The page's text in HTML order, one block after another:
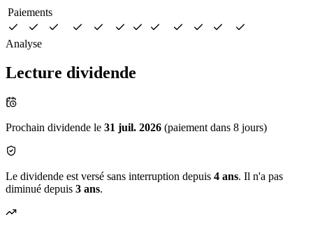
Paiements
Analyse
Lecture dividende
Prochain dividende le 31 juil. 2026 (paiement dans 8 jours)
Le dividende est versé sans interruption depuis 4 ans. Il n'a pas
diminué depuis 3 ans.